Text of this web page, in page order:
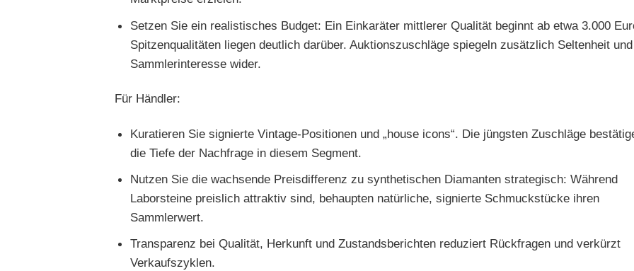
Setzen Sie ein realistisches Budget: Ein Einkaräter mittlerer Qualität beginnt ab etwa 3.000
Spitzenqualitäten liegen deutlich darüber. Auktionszuschläge spiegeln zusätzlich Seltenheit und
Sammlerinteresse wider.
Für Händler:
Kuratieren Sie signierte Vintage-Positionen und „house icons“. Die jüngsten Zuschläge
die Tiefe der Nachfrage in diesem Segment.
Nutzen Sie die wachsende Preisdifferenz zu synthetischen Diamanten strategisch: Während
Laborsteine preislich attraktiv sind, behaupten natürliche, signierte Schmuckstücke ihren
Sammlerwert.
Transparenz bei Qualität, Herkunft und Zustandsberichten reduziert Rückfragen und verkürzt
Verkaufszyklen.